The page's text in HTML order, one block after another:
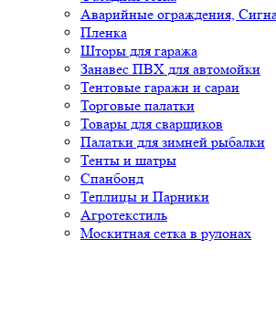
Аварийные ограждения,
Пленка
Шторы для гаража
Занавес ПВХ для автомойки
Тентовые гаражи и сараи
Торговые палатки
Товары для сварщиков
Палатки для зимней рыбалки
Тенты и шатры
Спанбонд
Теплицы и Парники
Агротекстиль
Москитная сетка в рулонах